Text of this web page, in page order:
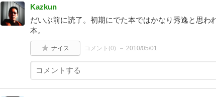
Kazkun
だいぶ前に読了。初期にでた本ではかなり秀逸と思わ
本。
ナイス コメント(0) 2010/05/01